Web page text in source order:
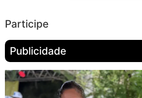
Participe
Publicidade